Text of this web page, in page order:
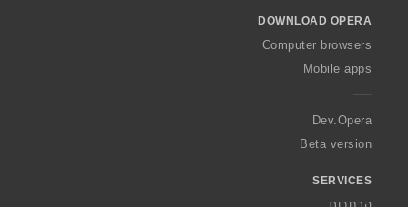
w
O
a
DOWNLOAD OPERA
Computer browsers
Mobile apps
Dev.Opera
Beta version
SERVICES